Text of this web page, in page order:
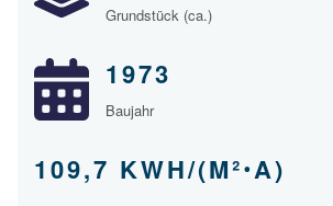
Grundstück (ca.)
1973
Baujahr
109,7 KWH/(M²ꞏA)